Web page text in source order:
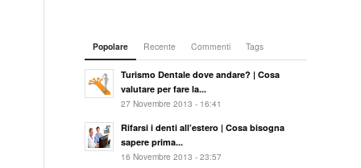
Popolare Recente Commenti Tags
Turismo Dentale dove andare? | Cosa
valutare per fare la...
27 Novembre 2013 - 16:41
Rifarsi i denti all’estero | Cosa bisogna
sapere prima...
16 Novembre 2013 - 23:57